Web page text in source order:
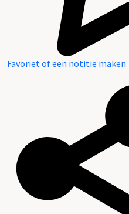
Favoriet of een notitie maken